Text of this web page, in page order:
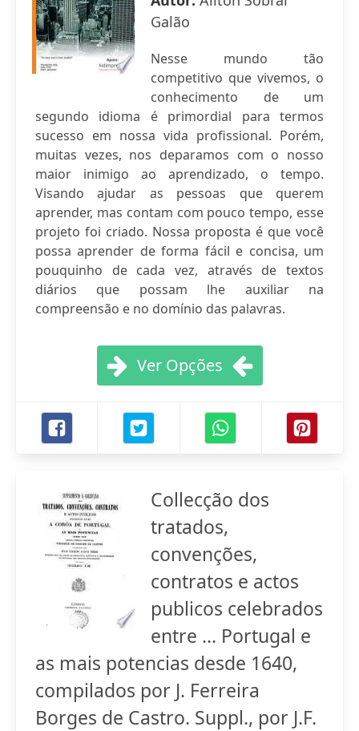
Galão
Nesse mundo tão
competitivo que vivemos, o
conhecimento de um
segundo idioma é primordial para termos
sucesso em nossa vida profissional. Porém,
muitas vezes, nos deparamos com o nosso
maior inimigo ao aprendizado, o tempo.
Visando ajudar as pessoas que querem
aprender, mas contam com pouco tempo, esse
projeto foi criado. Nossa proposta é que você
possa aprender de forma fácil e concisa, um
pouquinho de cada vez, através de textos
diários que possam lhe auxiliar na
compreensão e no domínio das palavras.
Ver Opções
Collecção dos
tratados,
convenções,
contratos e actos
publicos celebrados
entre ... Portugal e
as mais potencias desde 1640,
compilados por J. Ferreira
Borges de Castro. Suppl., por J.F.